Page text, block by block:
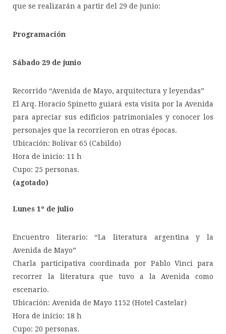
que se realizarán a partir del 29 de junio:
Programación
Sábado 29 de junio
Recorrido “Avenida de Mayo, arquitectura y leyendas”
El Arq. Horacio Spinetto guiará esta visita por la Avenida
para apreciar sus edificios patrimoniales y conocer los
personajes que la recorrieron en otras épocas.
Ubicación: Bolívar 65 (Cabildo)
Hora de inicio: 11 h
Cupo: 25 personas.
(agotado)
Lunes 1º de julio
Encuentro literario: “La literatura argentina y la
Avenida de Mayo”
Charla participativa coordinada por Pablo Vinci para
recorrer la literatura que tuvo a la Avenida como
escenario.
Ubicación: Avenida de Mayo 1152 (Hotel Castelar)
Hora de inicio: 18 h
Cupo: 20 personas.